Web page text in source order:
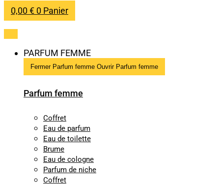
0,00€ 0 Panier
PARFUM FEMME
Fermer Parfum femme Ouvrir Parfum femme
Parfum femme
Coffret
Eau de parfum
Eau de toilette
Brume
Eau de cologne
Parfum de niche
Coffret